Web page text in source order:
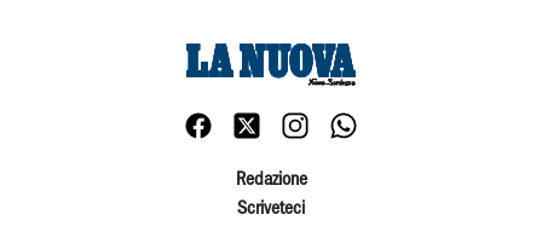
Redazione
Scriveteci